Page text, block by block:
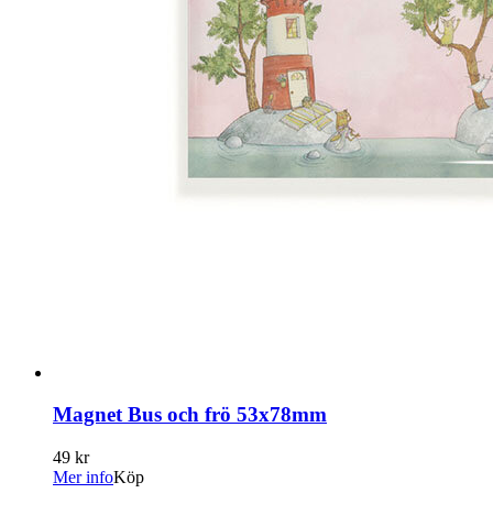
Magnet Bus och frö 53x78mm
49 kr
Mer infoKöp